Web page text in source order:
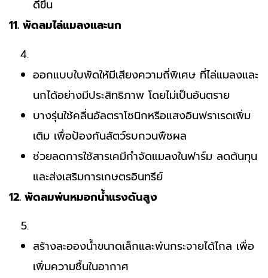
ดีขึ้น
11. พัดลมไล่แมลงและนก
ออกแบบใบพัดให้มีเสียงความถี่พิเศษ ที่ไล่แมลงและ
นกได้อย่างมีประสิทธิภาพ โดยไม่เป็นอันตราย
บางรุ่นใช้คลื่นอัลตราโซนิกหรือแสงอินฟราเรดเพิ่ม
เติม เพื่อป้องกันสัตว์รบกวนพืชผล
ช่วยลดการใช้สารเคมีกำจัดแมลงในฟาร์ม ลดต้นทุน
และส่งเสริมการเกษตรอินทรีย์
12. พัดลมพ่นหมอกน้ำแรงดันสูง
สร้างละอองน้ำขนาดเล็กและพ่นกระจายได้ไกล เพื่อ
เพิ่มความชื้นในอากาศ